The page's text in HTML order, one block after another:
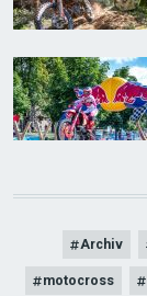
Archiv
motocross